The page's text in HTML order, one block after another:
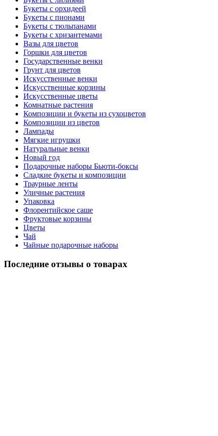
Букеты с орхидеей
Букеты с пионами
Букеты с тюльпанами
Букеты с хризантемами
Вазы для цветов
Горшки для цветов
Государственные венки
Грунт для цветов
Искусственные венки
Искусственные корзины
Искусственные цветы
Комнатные растения
Композиции и букеты из сухоцветов
Композиции из цветов
Лампады
Мягкие игрушки
Натуральные венки
Новый год
Подарочные наборы Бьюти-боксы
Сладкие букеты и композиции
Траурные ленты
Уличные растения
Упаковка
Флорентийское саше
Фруктовые корзины
Цветы
Чай
Чайные подарочные наборы
Последние отзывы о товарах